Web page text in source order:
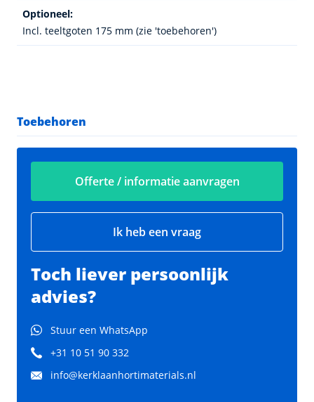
Optioneel:
Incl. teeltgoten 175 mm (zie 'toebehoren')
Toebehoren
Offerte / informatie aanvragen
Ik heb een vraag
Toch liever persoonlijk
advies?
Stuur een WhatsApp
+31 10 51 90 332
info@kerklaanhortimaterials.nl